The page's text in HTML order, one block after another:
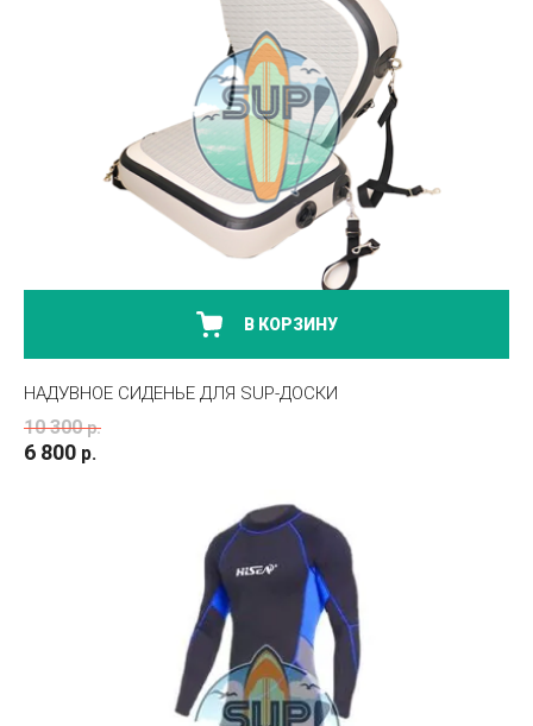
В КОРЗИНУ
НАДУВНОЕ СИДЕНЬЕ ДЛЯ SUP-ДОСКИ
10 300 р.
6 800 р.